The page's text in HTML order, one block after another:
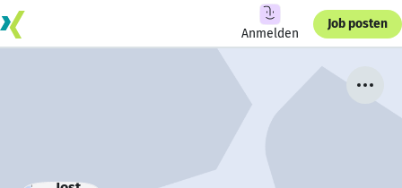
Anmelden
Job posten